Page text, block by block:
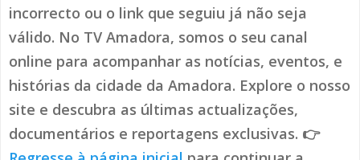
incorrecto ou o link que seguiu já não seja
válido. No TV Amadora, somos o seu canal
online para acompanhar as notícias, eventos, e
histórias da cidade da Amadora. Explore o nosso
site e descubra as últimas actualizações,
documentários e reportagens exclusivas. 👉